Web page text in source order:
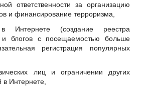
ответственности за организацию
и финансирование терроризма,
(создание реестра
и блогов с посещаемостью больше
регистрация популярных
лиц и ограничении других
Интернете,